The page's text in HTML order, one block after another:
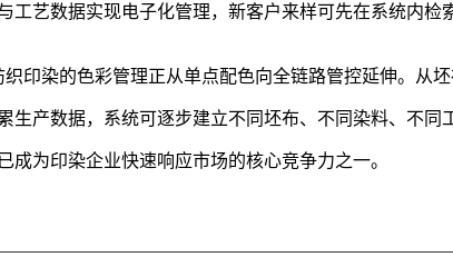
工艺数据实现电子化管理，新客户来样可先在系统内检
织印染的色彩管理正从单点配色向全链路管控延伸。从
生产数据，系统可逐步建立不同坯布、不同染料、不
成为印染企业快速响应市场的核心竞争力之一。